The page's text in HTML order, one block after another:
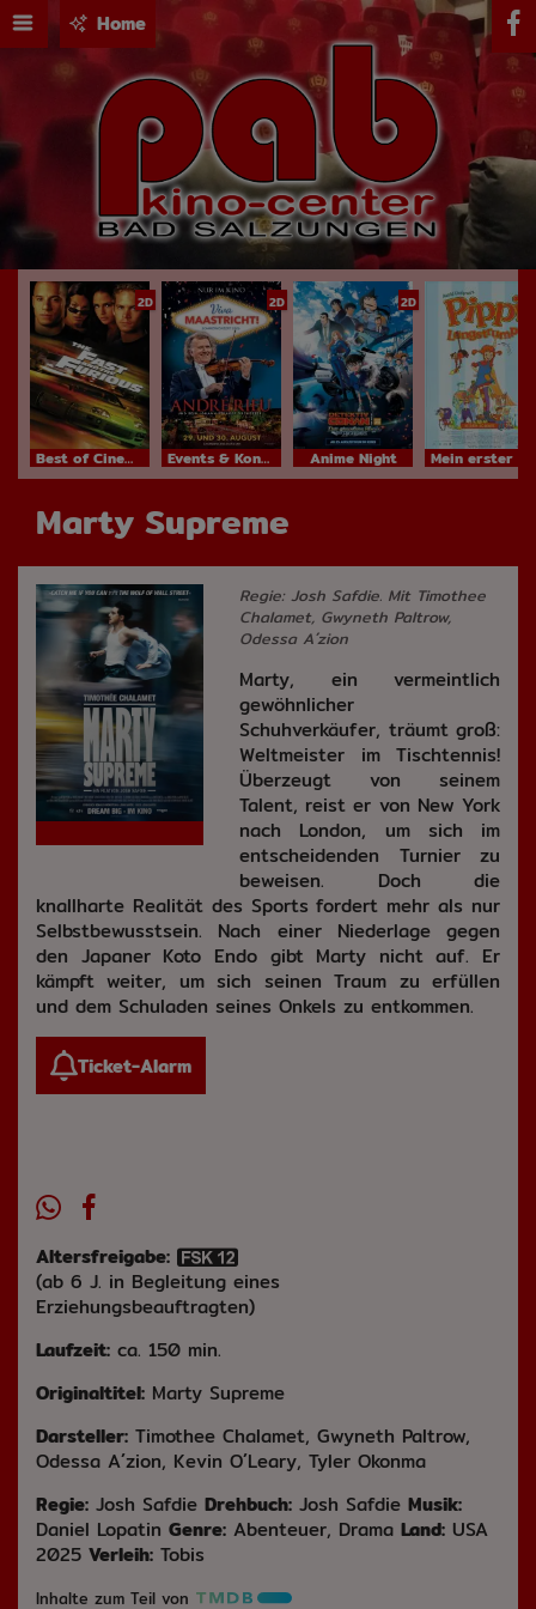
Home
2D
Best of Cinema
2D
Events & Konzerte
2D
Anime Night
Marty Supreme
Regie: Josh Safdie. Mit Timothee
Chalamet, Gwyneth Paltrow,
Odessa A´zion
Marty, ein vermeintlich
gewöhnlicher
Schuhverkäufer, träumt groß:
Weltmeister im Tischtennis!
Überzeugt von seinem
Talent, reist er von New York
nach London, um sich im
entscheidenden Turnier zu
beweisen. Doch die
knallharte Realität des Sports fordert mehr als nur
Selbstbewusstsein. Nach einer Niederlage gegen
den Japaner Koto Endo gibt Marty nicht auf. Er
kämpft weiter, um sich seinen Traum zu erfüllen
und dem Schuladen seines Onkels zu entkommen.
Ticket-Alarm
Altersfreigabe:
(ab 6 J. in Begleitung eines
Erziehungsbeauftragten)
Laufzeit: ca. 150 min.
Originaltitel: Marty Supreme
Darsteller: Timothee Chalamet, Gwyneth Paltrow,
Odessa A´zion, Kevin O´Leary, Tyler Okonma
Regie: Josh Safdie Drehbuch: Josh Safdie Musik:
Daniel Lopatin Genre: Abenteuer, Drama Land: USA
2025 Verleih: Tobis
Inhalte zum Teil von